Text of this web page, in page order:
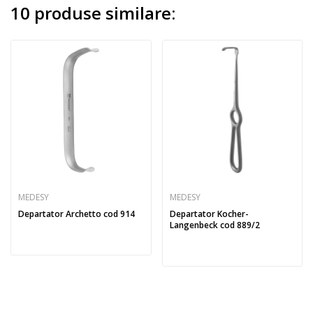
10 produse similare:
MEDESY
Departator Archetto cod 914
MEDESY
Departator Kocher-
Langenbeck cod 889/2